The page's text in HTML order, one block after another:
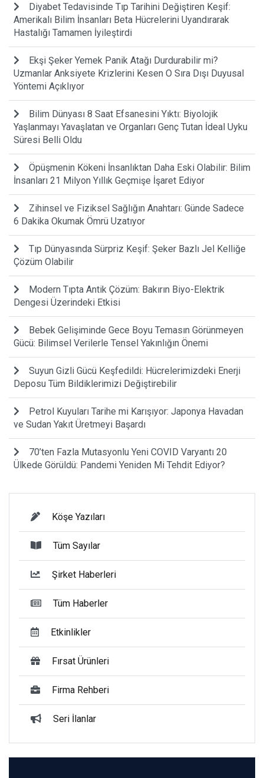
Diyabet Tedavisinde Tıp Tarihini Değiştiren Keşif:
Amerikalı Bilim İnsanları Beta Hücrelerini Uyandırarak
Hastalığı Tamamen İyileştirdi
Ekşi Şeker Yemek Panik Atağı Durdurabilir mi?
Uzmanlar Anksiyete Krizlerini Kesen O Sıra Dışı Duyusal
Yöntemi Açıklıyor
Bilim Dünyası 8 Saat Efsanesini Yıktı: Biyolojik
Yaşlanmayı Yavaşlatan ve Organları Genç Tutan İdeal Uyku
Süresi Belli Oldu
Öpüşmenin Kökeni İnsanlıktan Daha Eski Olabilir: Bilim
İnsanları 21 Milyon Yıllık Geçmişe İşaret Ediyor
Zihinsel ve Fiziksel Sağlığın Anahtarı: Günde Sadece
6 Dakika Okumak Ömrü Uzatıyor
Tıp Dünyasında Sürpriz Keşif: Şeker Bazlı Jel Kelliğe
Çözüm Olabilir
Modern Tıpta Antik Çözüm: Bakırın Biyo-Elektrik
Dengesi Üzerindeki Etkisi
Bebek Gelişiminde Gece Boyu Temasın Görünmeyen
Gücü: Bilimsel Verilerle Tensel Yakınlığın Önemi
Suyun Gizli Gücü Keşfedildi: Hücrelerimizdeki Enerji
Deposu Tüm Bildiklerimizi Değiştirebilir
Petrol Kuyuları Tarihe mi Karışıyor: Japonya Havadan
ve Sudan Yakıt Üretmeyi Başardı
70’ten Fazla Mutasyonlu Yeni COVID Varyantı 20
Ülkede Görüldü: Pandemi Yeniden Mi Tehdit Ediyor?
Köşe Yazıları
Tüm Sayılar
Şirket Haberleri
Tüm Haberler
Etkinlikler
Fırsat Ürünleri
Firma Rehberi
Seri İlanlar